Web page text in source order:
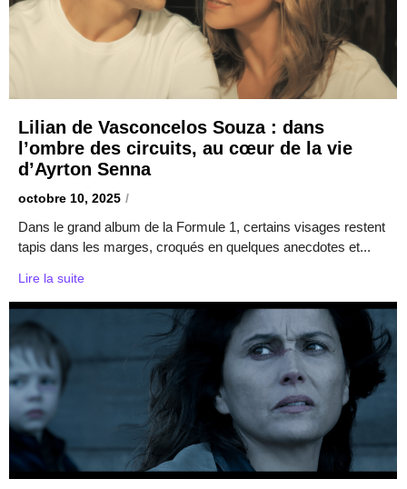
Lilian de Vasconcelos Souza : dans
l’ombre des circuits, au cœur de la vie
d’Ayrton Senna
octobre 10, 2025 /
Dans le grand album de la Formule 1, certains visages restent
tapis dans les marges, croqués en quelques anecdotes et...
Lire la suite